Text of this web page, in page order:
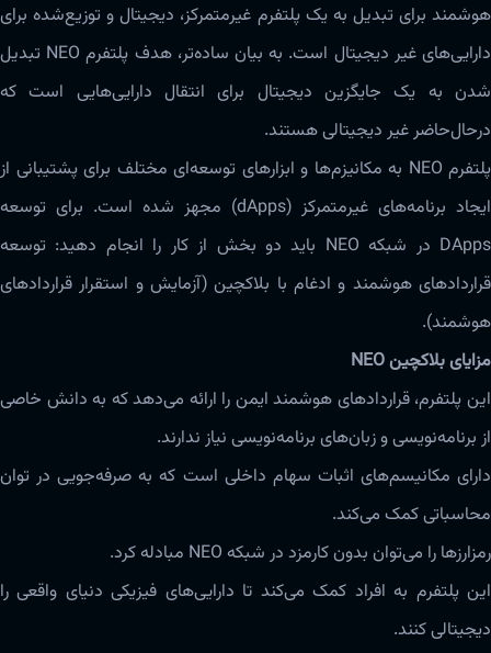
هوشمند برای تبدیل به یک پلتفرم غیرمتمرکز، دیجیتال و توزیع‌شده برای
دارایی‌های غیر دیجیتال است. به بیان ساده‌تر، هدف پلتفرم NEO تبدیل
شدن به یک جایگزین دیجیتال برای انتقال دارایی‌هایی است که
درحال‌حاضر غیر دیجیتالی هستند.
پلتفرم NEO به مکانیزم‌ها و ابزارهای توسعه‌‌‌ای مختلف برای پشتیبانی از
ایجاد برنامه‌های غیرمتمرکز (dApps) مجهز شده است. برای توسعه‌
DApps در شبکه NEO باید دو بخش از کار را انجام دهید: توسعه
قراردادهای هوشمند و ادغام با بلاکچین (آزمایش و استقرار قراردادهای
هوشمند).
مزایای بلاکچین NEO
این پلتفرم، قراردادهای هوشمند ایمن را ارائه‌ می‌دهد که به دانش خاصی
از برنامه‌‌نویسی و زبان‌های برنامه‌‌نویسی نیاز ندارند.
دارای مکانیسم‌های اثبات سهام داخلی است که به صرفه‌جویی در توان
محاسباتی کمک‌ می‌کند.
رمزارز‌ها را‌ می‌توان بدون کارمزد در شبکه‌ NEO مبادله کرد.
این پلتفرم به افراد کمک‌ می‌کند تا دارایی‌های فیزیکی دنیای واقعی را
دیجیتالی کنند.